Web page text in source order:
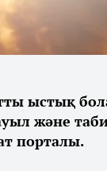
ыстық
және
порталы.